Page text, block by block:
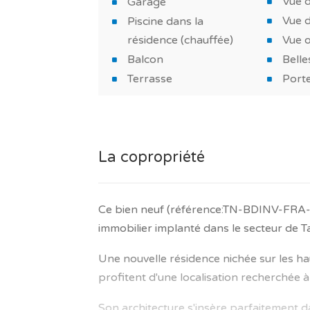
matériaux de choix
-Une piscine dans la résidence pour
-Une place de stationnement
-Et surtout, un espace extérieur de 7 m²!
investissement immobilier et pour une
Portugal.
Ce bien neuf vous intéresse?
Le saviez-vous? Avec TAGUS NOVO,
Portugal.
Piscine dans la
résidence (chauffée)
Balcon
Terrasse
Vue
Vue
La copropriété
Ce bien neuf (référence:TN-BDINV-
immobilier implanté dans le secteur de
Une nouvelle résidence nichée sur les
profitent d'une localisation recherchée à